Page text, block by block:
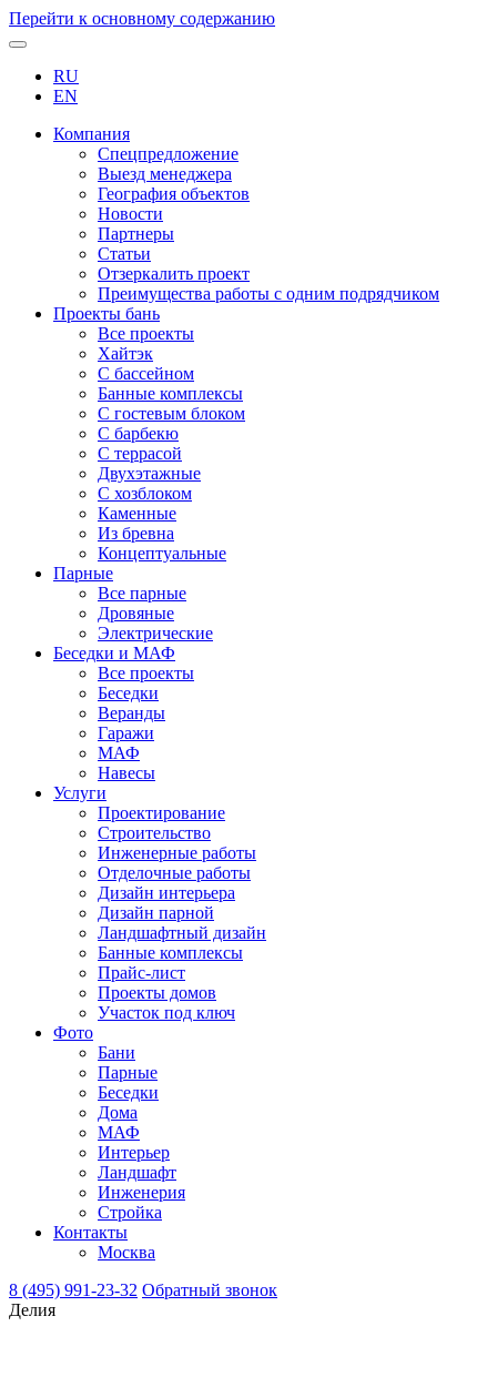
Перейти к основному содержанию
RU
EN
Компания
Спецпредложение
Выезд менеджера
География объектов
Новости
Партнеры
Статьи
Отзеркалить проект
Преимущества работы с одним подрядчиком
Проекты бань
Все проекты
Хайтэк
С бассейном
Банные комплексы
С гостевым блоком
С барбекю
С террасой
Двухэтажные
С хозблоком
Каменные
Из бревна
Концептуальные
Парные
Все парные
Дровяные
Электрические
Беседки и МАФ
Все проекты
Беседки
Веранды
Гаражи
МАФ
Навесы
Услуги
Проектирование
Строительство
Инженерные работы
Отделочные работы
Дизайн интерьера
Дизайн парной
Ландшафтный дизайн
Банные комплексы
Прайс-лист
Проекты домов
Участок под ключ
Фото
Бани
Парные
Беседки
Дома
МАФ
Интерьер
Ландшафт
Инженерия
Стройка
Контакты
Москва
8 (495) 991-23-32 Обратный звонок
Делия